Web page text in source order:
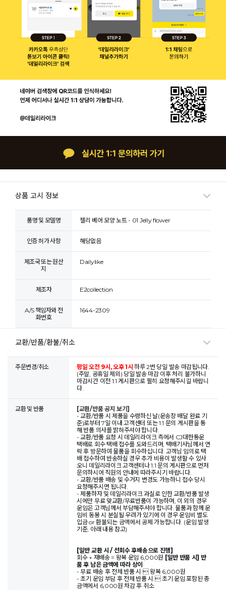
상품 고시 정보
품명 및 모델명 젤리 베어 모양 노트 - 01 Jelly flower
인증.허가 사항 해당없음
제조국 또는 원산
지
Dailylike
제조자 E2collection
A/S 책임자와 전
화번호
1644-2309
교환/반품/환불/취소
주문변경/취소 평일 오전 9시, 오후 1시하루 2번 당일 발송 마감됩니다.
(주말, 공휴일 제외) 당일 발송 마감 이후 처리 불가하니
마감시간 이전 1:1 게시판으로 필히 요청해주시길 바랍니
다.
교환 및 반품
[교환/반품 공지 보기]
- 교환/반품 시 제품을 수령하신 날(운송장 배달 완료 기
준)로부터 7일 이내 고객센터 또는 1:1 문의 게시판을 통
해 반품 의사를 밝혀주셔야 합니다.
- 교환/반품 요청 시 데일리라이크 측에서 CJ대한통운
택배로 회수 택배 접수를 도와드리며, 택배기사님께서 연
락 후 방문하여 물품을 회수하십니다. 고객님 임의로 택
배 접수하여 반송하실 경우 추가 비용이 발생할 수 있사
오니 데일리라이크 고객센터나 1:1 문의 게시판으로 먼저
문의하시어 직원의 안내에 따라주시기 바랍니다.
- 교환/반품 배송 및 수거지 변경도 가능하니 접수 당시
요청해주시면 됩니다.
- 제품하자 및 데일리라이크 과실로 인한 교환/반품 발생
시에만 무료 맞교환/무료반품이 가능하며, 이 외의 경우
운임은 고객님께서 부담해주셔야 합니다. 물품과 함께 운
임비 동봉 시 분실될 우려가 있기에 이 경우 운임비 별도
입금 or 환불되는 금액에서 공제 가능합니다. (운임 발생
기준, 아래 내용 참고)
[일반 교환 시 / 선회수 후배송으로 진행]
회수 + 재배송 = 왕복 운임 6,000원 [일반 반품 시] 반
품 후 남은 금액에 따라 상이
- 무료 배송 후 전체 반품 시  왕복 6,000원
- 초기 운임 부담 후 전체 반품 시  초기 운임 포함된 총
금액에서 6,000원 차감 후 취소